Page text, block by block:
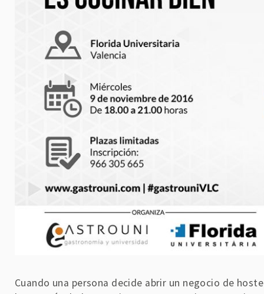
Cuando una persona decide abrir un negocio de